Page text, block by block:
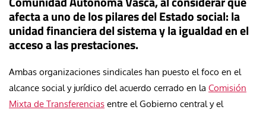
afecta a uno de los pilares del Estado social: la
unidad financiera del sistema y la igualdad en el
acceso a las prestaciones.
Ambas organizaciones sindicales han puesto el foco en el
alcance social y jurídico del acuerdo cerrado en la Comisión
Mixta de Transferencias entre el Gobierno central y el